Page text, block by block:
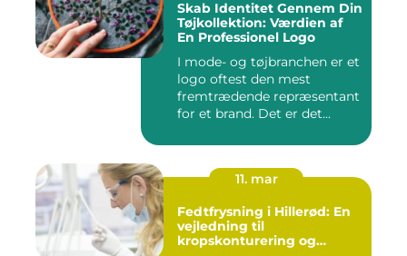
Skab Identitet Gennem Din
Tøjkollektion: Værdien af
En Professionel Logo
I mode- og tøjbranchen er et
logo oftest den mest
fremtrædende repræsentant
for et brand. Det er det...
11. mar
Fedtfrysning i Hillerød: En
vejledning til
kropskonturering og